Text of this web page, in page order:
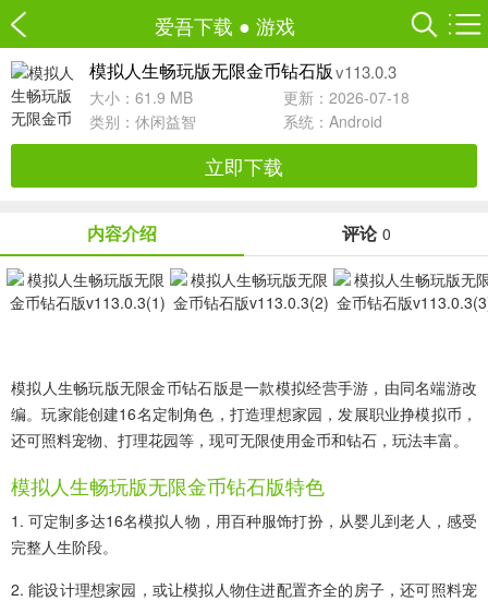
爱吾下载 ● 游戏
模拟人生畅玩版无限金币钻石版 v113.0.3
大小：61.9 MB
更新：2026-07-18
类别： 休闲益智 系统：Android
立即下载
内容介绍 评论 0
模拟人生畅玩版无限金币钻石版是一款模拟经营手游，由同名端游改
编。玩家能创建16名定制角色，打造理想家园，发展职业挣模拟币，
还可照料宠物、打理花园等，现可无限使用金币和钻石，玩法丰富。
模拟人生畅玩版无限金币钻石版特色
1. 可定制多达16名模拟人物，用百种服饰打扮，从婴儿到老人，感受
完整人生阶段。
2. 能设计理想家园，或让模拟人物住进配置齐全的房子，还可照料宠